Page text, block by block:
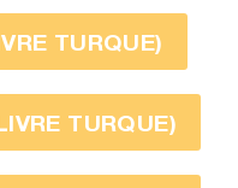
TURQUE)
TURQUE)